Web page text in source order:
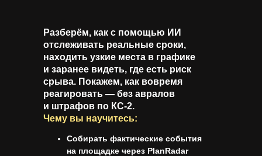
Разберём, как с помощью ИИ
отслеживать реальные сроки,
находить узкие места в графике
и заранее видеть, где есть риск
срыва. Покажем, как вовремя
реагировать — без авралов
и штрафов по КС-2.
Чему вы научитесь:
Собирать фактические события
на площадке через PlanRadar